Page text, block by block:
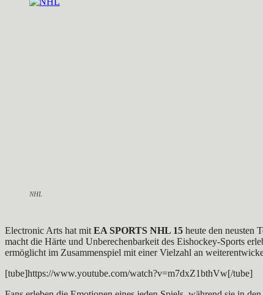
NHL
Electronic Arts hat mit EA SPORTS NHL 15 heute den neusten
macht die Härte und Unberechenbarkeit des Eishockey-Sports
ermöglicht im Zusammenspiel mit einer Vielzahl an
[tube]https://www.youtube.com/watch?v=m7dxZ1bthVw[/tube]